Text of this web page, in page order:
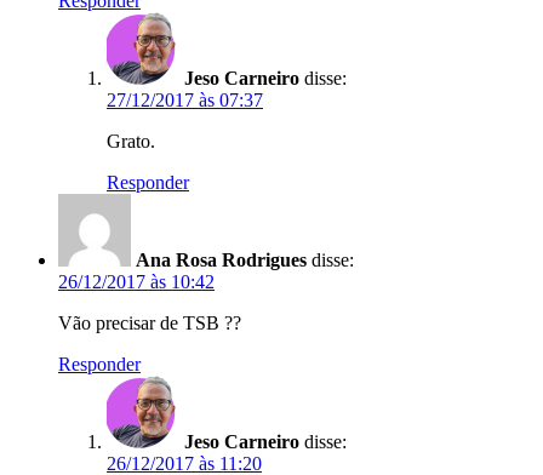
Jeso Carneiro disse:
27/12/2017 às 07:37
Grato.
Responder
Ana Rosa Rodrigues disse:
26/12/2017 às 10:42
Vão precisar de TSB ??
Responder
Jeso Carneiro disse:
26/12/2017 às 11:20